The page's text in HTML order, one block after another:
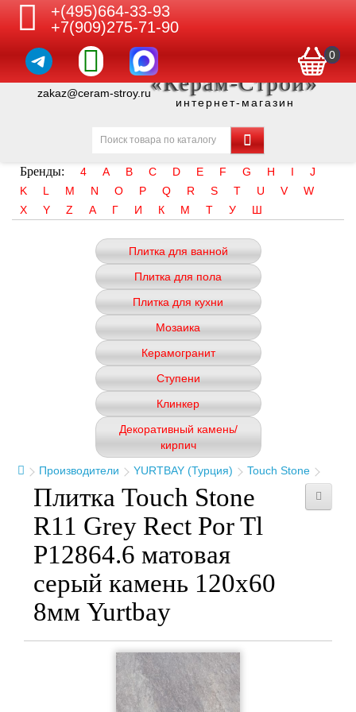
+(495)664-33-93
+7(909)275-71-90
0
zakaz@ceram-stroy.ru«Керам-Строй»
интернет-магазин
Бренды: 4 A B C D E F G H I
J
K
L M N O P Q R S T U V
W
X
Y Z А Г И К М Т У Ш
Плитка для ванной
Плитка для пола
Плитка для кухни
Мозаика
Керамогранит
Ступени
Клинкер
Декоративный камень/
кирпич
Производители
YURTBAY (Турция) Touch Stone
Плитка Touch Stone
R11 Grey Rect Por Tl
P12864.6 матовая
серый камень 120x60
8мм Yurtbay